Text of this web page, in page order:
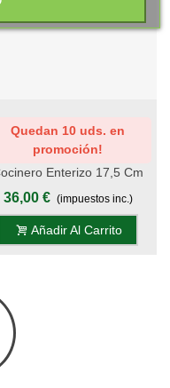
Quedan 10 uds. en
promoción!
Enterizo 17,5 Cm
Titanio Oro - Mango Pom,
36,00 € (impuestos inc.)
Añadir Al Carrito